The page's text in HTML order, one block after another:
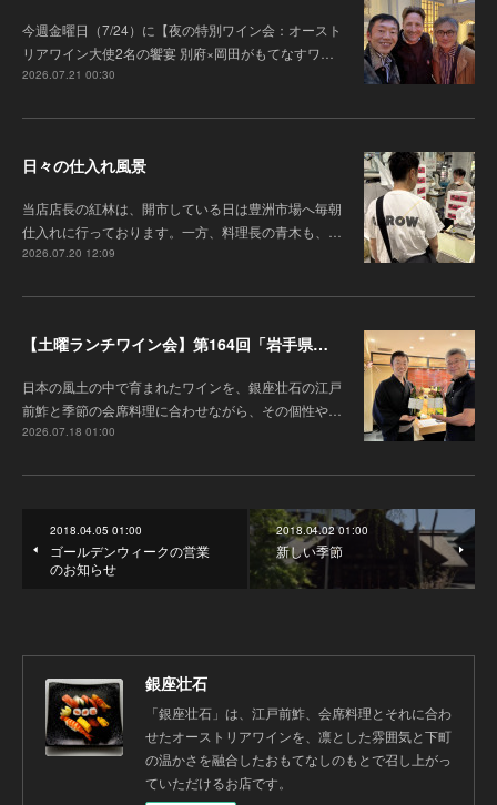
今週金曜日（7/24）に【夜の特別ワイン会：オースト
リアワイン大使2名の饗宴 別府×岡田がもてなすワ…
2026.07.21 00:30
日々の仕入れ風景
当店店長の紅林は、開市している日は豊洲市場へ毎朝
仕入れに行っております。一方、料理長の青木も、…
2026.07.20 12:09
【土曜ランチワイン会】第164回「岩手県『高橋葡萄園』のワインと江戸前鮓」
日本の風土の中で育まれたワインを、銀座壮石の江戸
前鮓と季節の会席料理に合わせながら、その個性や…
2026.07.18 01:00
2018.04.05 01:00
ゴールデンウィークの営業
のお知らせ
2018.04.02 01:00
新しい季節
銀座壮石
「銀座壮石」は、江戸前鮓、会席料理とそれに合わ
せたオーストリアワインを、凛とした雰囲気と下町
の温かさを融合したおもてなしのもとで召し上がっ
ていただけるお店です。